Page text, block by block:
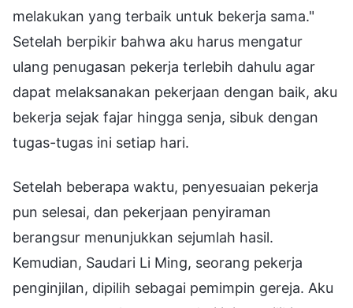
melakukan yang terbaik untuk bekerja sama."
Setelah berpikir bahwa aku harus mengatur
ulang penugasan pekerja terlebih dahulu agar
dapat melaksanakan pekerjaan dengan baik, aku
bekerja sejak fajar hingga senja, sibuk dengan
tugas-tugas ini setiap hari.
Setelah beberapa waktu, penyesuaian pekerja
pun selesai, dan pekerjaan penyiraman
berangsur menunjukkan sejumlah hasil.
Kemudian, Saudari Li Ming, seorang pekerja
penginjilan, dipilih sebagai pemimpin gereja. Aku